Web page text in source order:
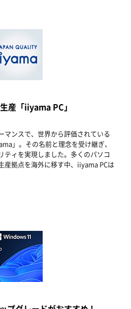
産「iiyama PC」
マンスで、世界から評価されている
」。その名前と理念を受け継ぎ、
ティを実現しました。多くのパソコ
産拠点を海外に移す中、iiyama PCは